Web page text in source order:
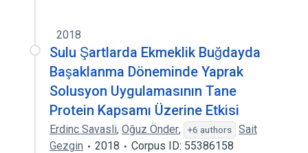
2018
Sulu Şartlarda Ekmeklik Buğdayda
Başaklanma Döneminde Yaprak
Solusyon Uygulamasının Tane
Protein Kapsamı Üzerine Etkisi
Erdinc Savasli, Oğuz Önder, +6 authors
Sait
Gezgin
2018
Corpus ID: 55386158